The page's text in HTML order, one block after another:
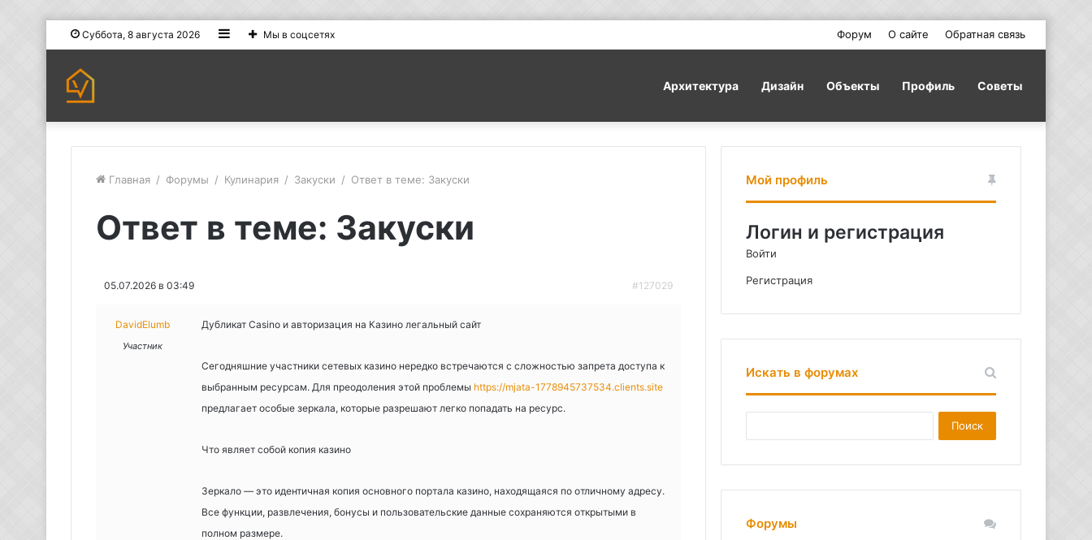
Суббота, 8 августа 2026 SidebarМы в соцсетях Форум О сайте Обратная связь
Архитектура Дизайн Объекты Профиль Советы
Главная / Форумы / Кулинария / Закуски / Ответ в теме: Закуски
Ответ в теме: Закуски
05.07.2026 в 03:49 #127029
DavidElumb
Участник
Дубликат Casino и авторизация на Казино легальный сайт
Сегодняшние участники сетевых казино нередко встречаются с сложностью запрета доступа к
выбранным ресурсам. Для преодоления этой проблемы https://mjata-1778945737534.clients.site
предлагает особые зеркала, которые разрешают легко попадать на ресурс.
Что являет собой копия казино
Зеркало — это идентичная копия основного портала казино, находящаяся по отличному адресу.
Все функции, развлечения, бонусы и пользовательские данные сохраняются открытыми в
полном размере.
Мой профиль
Логин и регистрация
Войти
Регистрация
Искать в форумах
Форумы